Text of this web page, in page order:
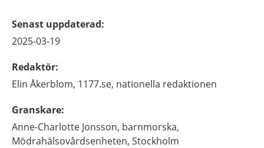
Senast uppdaterad:
2025-03-19
Redaktör:
Elin Åkerblom, 1177.se, nationella redaktionen
Granskare:
Anne-Charlotte Jonsson, barnmorska,
Mödrahälsovårdsenheten, Stockholm